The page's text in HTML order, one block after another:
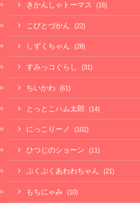
きかんしゃトーマス (16)
こびとづかん (22)
しずくちゃん (28)
すみっコぐらし (31)
ちいかわ (61)
とっとこハム太郎 (14)
にっこりーノ (102)
ひつじのショーン (11)
ぷくぷくあわわちゃん (21)
もちにゃみ (10)